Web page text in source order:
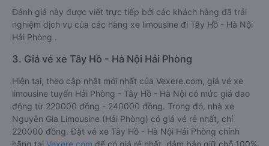
Đánh giá này được viết trực tiếp bởi các khách hàng đã trải
nghiệm dịch vụ của các hãng xe limousine đi Tây Hồ - Hà Nội
Hải Phòng .
3. Giá vé xe Tây Hồ - Hà Nội Hải Phòng
Hiện tại, theo cập nhật mới nhất của Vexere.com, giá vé xe
limousine tuyến Hải Phòng - Tây Hồ - Hà Nội có mức giá dao
động từ 220000 đồng - 240000 đồng. Trong đó, nhà xe
Nguyễn Gia Limousine (Hải Phòng) có giá vé rẻ nhất, chỉ
220000 đồng. Đặt vé xe Tây Hồ - Hà Nội Hải Phòng chính
hãng tại Vexere.com để có giá rẻ nhất, đảm bảo giữ chỗ 100%